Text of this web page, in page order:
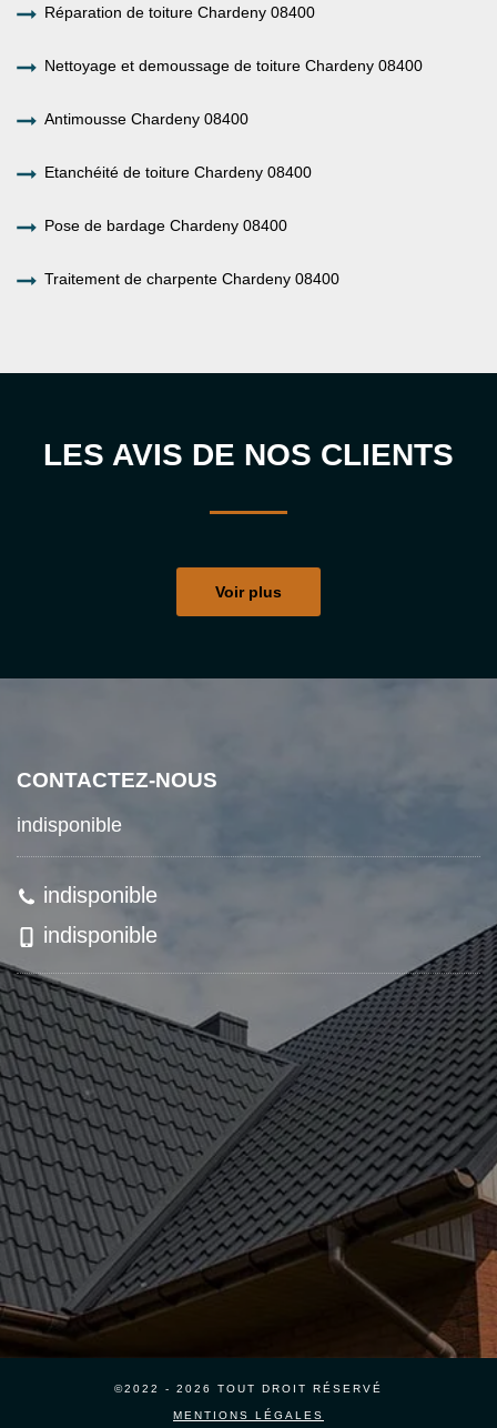
Réparation de toiture Chardeny 08400
Nettoyage et demoussage de toiture Chardeny 08400
Antimousse Chardeny 08400
Etanchéité de toiture Chardeny 08400
Pose de bardage Chardeny 08400
Traitement de charpente Chardeny 08400
LES AVIS DE NOS CLIENTS
Voir plus
CONTACTEZ-NOUS
indisponible
indisponible
indisponible
©2022 - 2026 TOUT DROIT RÉSERVÉ
MENTIONS LÉGALES